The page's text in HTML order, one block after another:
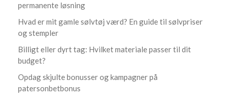
permanente løsning
Hvad er mit gamle sølvtøj værd? En guide til sølvpriser
og stempler
Billigt eller dyrt tag: Hvilket materiale passer til dit
budget?
Opdag skjulte bonusser og kampagner på
patersonbetbonus